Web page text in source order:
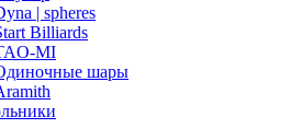
| spheres
Billiards
MI
шары